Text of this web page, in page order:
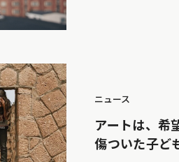
ニュース
アートは、希
傷ついた子ど